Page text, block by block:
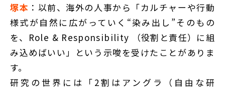
塚本 ：以前、海外の人事から「カルチャーや行動
様式が自然に広がっていく“染み出し”そのもの
を、Role & Responsibility （役割と責任）に組
み込めばいい」という示唆を受けたことがありま
す。
研究の世界には「2割はアングラ（自由な研